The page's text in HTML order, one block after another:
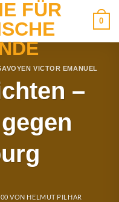
0
VICTOR EMANUEL
–
VON HELMUT PILHAR